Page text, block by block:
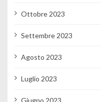
Ottobre 2023
Settembre 2023
Agosto 2023
Luglio 2023